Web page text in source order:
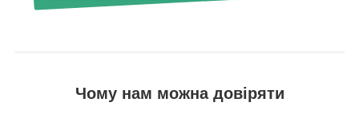
Чому нам можна довіряти